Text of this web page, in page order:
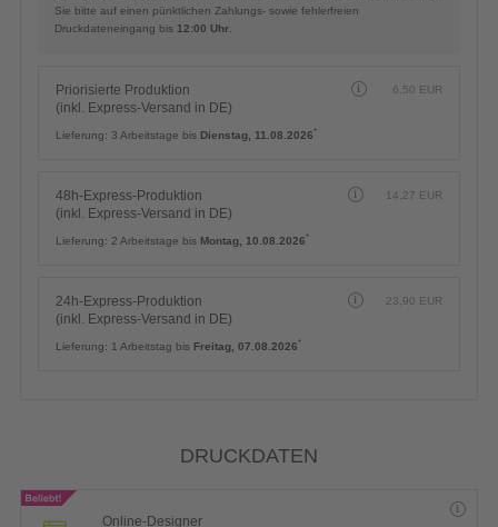
Sie bitte auf einen pünktlichen Zahlungs- sowie fehlerfreien
Druckdateneingang bis 12:00 Uhr
Priorisierte Produktion
(inkl. Express-Versand in DE)
6,50 EUR
Lieferung: 3 Arbeitstage bis Dienstag, 11.08.2026*
48h-Express-Produktion
(inkl. Express-Versand in DE)
14,27 EUR
Lieferung: 2 Arbeitstage bis Montag, 10.08.2026*
24h-Express-Produktion
(inkl. Express-Versand in DE)
23,90 EUR
Lieferung: 1 Arbeitstag bis Freitag, 07.08.2026*
DRUCKDATEN
Online-Designer